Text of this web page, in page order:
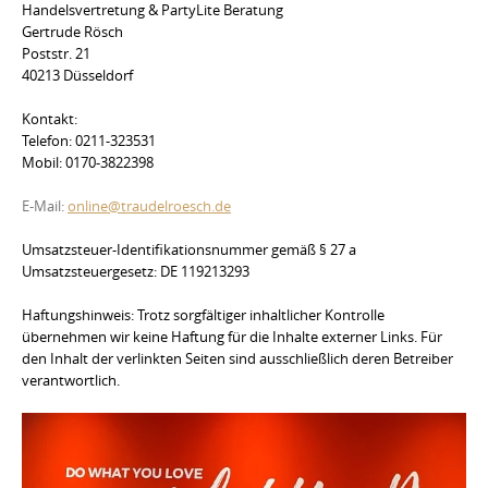
Handelsvertretung & PartyLite Beratung
Gertrude Rösch
Poststr. 21
40213 Düsseldorf
Kontakt:
Telefon: 0211-323531
Mobil: 0170-3822398
E-Mail:online@traudelroesch.de
Umsatzsteuer-Identifikationsnummer gemäß § 27 a
Umsatzsteuergesetz: DE 119213293
Haftungshinweis: Trotz sorgfältiger inhaltlicher Kontrolle
übernehmen wir keine Haftung für die Inhalte externer Links. Für
den Inhalt der verlinkten Seiten sind ausschließlich deren Betreiber
verantwortlich.